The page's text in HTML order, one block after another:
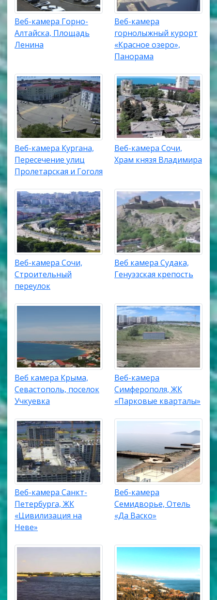
Веб-камера Горно-
Алтайска, Площадь
Ленина
Веб-камера
горнолыжный курорт
«Красное озеро»,
Панорама
Веб-камера Кургана,
Пересечение улиц
Пролетарская и Гоголя
Веб-камера Сочи,
Храм князя Владимира
Веб-камера Сочи,
Строительный
переулок
Веб камера Судака,
Генуэзская крепость
Веб камера Крыма,
Севастополь, поселок
Учкуевка
Веб-камера
Симферополя, ЖК
«Парковые кварталы»
Веб-камера Санкт-
Петербурга, ЖК
«Цивилизация на
Неве»
Веб-камера
Семидворье, Отель
«Да Васко»